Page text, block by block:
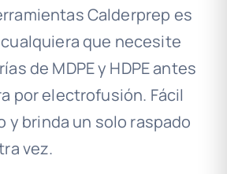
Calderprep es
que necesite
de MDPE y HDPE antes
por electrofusión. Fácil
y brinda un solo raspado
vez.